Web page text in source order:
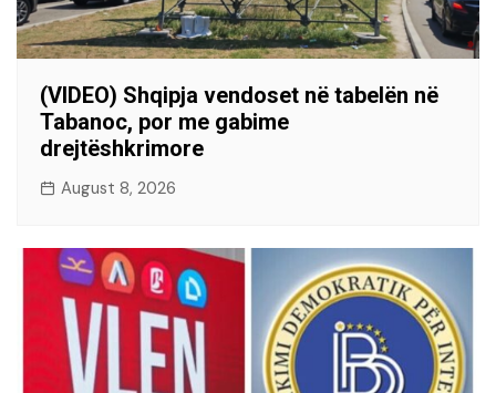
(VIDEO) Shqipja vendoset në tabelën në
Tabanoc, por me gabime
drejtëshkrimore
August 8, 2026